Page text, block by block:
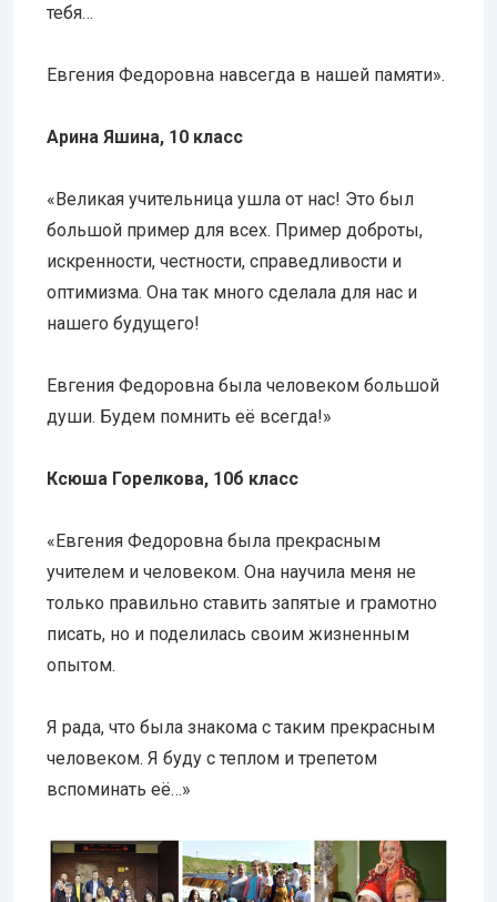
тебя…
Евгения Федоровна навсегда в нашей памяти».
Арина Яшина, 10 класс
«Великая учительница ушла от нас! Это был
большой пример для всех. Пример доброты,
искренности, честности, справедливости и
оптимизма. Она так много сделала для нас и
нашего будущего!
Евгения Федоровна была человеком большой
души. Будем помнить её всегда!»
Ксюша Горелкова, 10б класс
«Евгения Федоровна была прекрасным
учителем и человеком. Она научила меня не
только правильно ставить запятые и грамотно
писать, но и поделилась своим жизненным
опытом.
Я рада, что была знакома с таким прекрасным
человеком. Я буду с теплом и трепетом
вспоминать её…»